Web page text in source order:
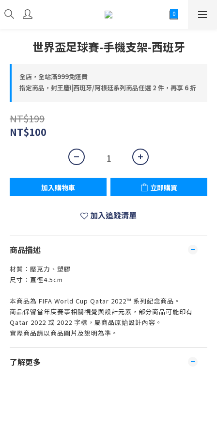
世界盃足球賽-手機支架-西班牙
全店，全站滿999免運費
指定商品，封王慶!|西班牙/阿根廷系列商品任選 2 件，再享 6 折
NT$199
NT$100
加入購物車 立即購買
加入追蹤清單
商品描述
材質：壓克力、塑膠
尺寸：直徑4.5cm
本商品為 FIFA World Cup Qatar 2022™ 系列紀念商品。
商品保留當年度賽事相關視覺與設計元素，部分商品可能印有
Qatar 2022 或 2022 字樣，屬商品原始設計內容。
實際商品請以商品圖片及說明為準。
了解更多